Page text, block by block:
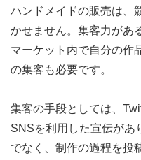
ハンドメイドの販売は、
かせません。集客力があ
マーケット内で自分の作
の集客も必要です。
集客の手段としては、
SNSを利用した宣伝があ
でなく、制作の過程を投